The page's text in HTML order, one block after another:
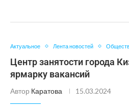
Актуальное Лента новостей
Центр занятости города
ярмарку вакансий
Автор Каратова 15.03.2024